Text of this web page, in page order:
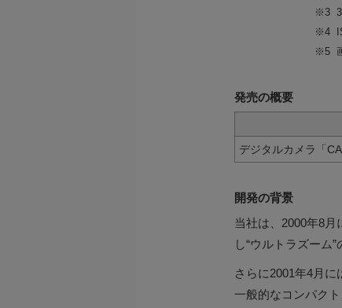
※3
※4
※5
発売の概要
デジタルカメラ「
開発の背景
当社は、2000年8
し“ウルトラズーム
さらに2001年4月
一般的なコンパク